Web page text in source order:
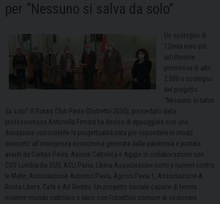
per “Nessuno si salva da solo”
Un sostegno di
12mila euro più
un’ulteriore
promessa di altri
2.500 a sostegno
del progetto
“Nessuno si salva
da solo”. Il Rotary Club Pavia (Distretto 2050), presieduto dalla
professoressa Antonella Ferrara ha deciso di appoggiare con una
donazione consistente la progettualità nata per rispondere in modo
concreto all’emergenza economica generata dalla pandemia e portata
avanti da Caritas Pavia, Azione Cattolica e Agape in collaborazione con
CSV Lombardia SUD, ACLI Pavia, Libera Associazione nomi e numeri contro
le Mafie, Associazione Autismo Pavia, Agesci Pavia 1, Associazione A
Ruota Libera, Cafe e Ad Gentes. Un progetto sociale capace di tenere
insieme mondo cattolico e laico con l’obiettivo comune di sostenere